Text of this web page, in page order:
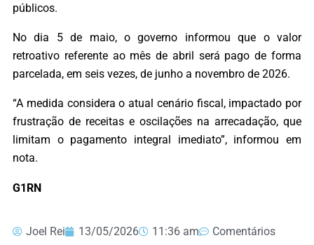
públicos.
No dia 5 de maio, o governo informou que o valor
retroativo referente ao mês de abril será pago de forma
parcelada, em seis vezes, de junho a novembro de 2026.
“A medida considera o atual cenário fiscal, impactado por
frustração de receitas e oscilações na arrecadação, que
limitam o pagamento integral imediato”, informou em
nota.
G1RN
Joel Rei 13/05/2026 11:36 am Comentários